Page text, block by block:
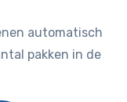
automatisch
pakken in de